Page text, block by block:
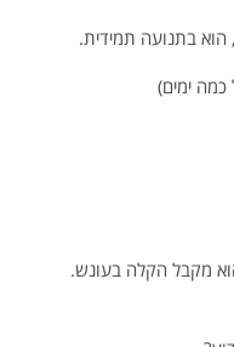
הוא בתנועה תמידית.
כמה ימים)
מקבל הקלה בעונש.